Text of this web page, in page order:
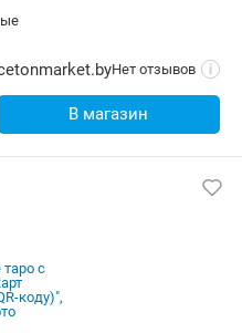
вытягивать карты
расклада Таро для
их к колоде с
Также можно
вытягивая карту в
нужна подсказка от
Нет отзывов i
В магазин